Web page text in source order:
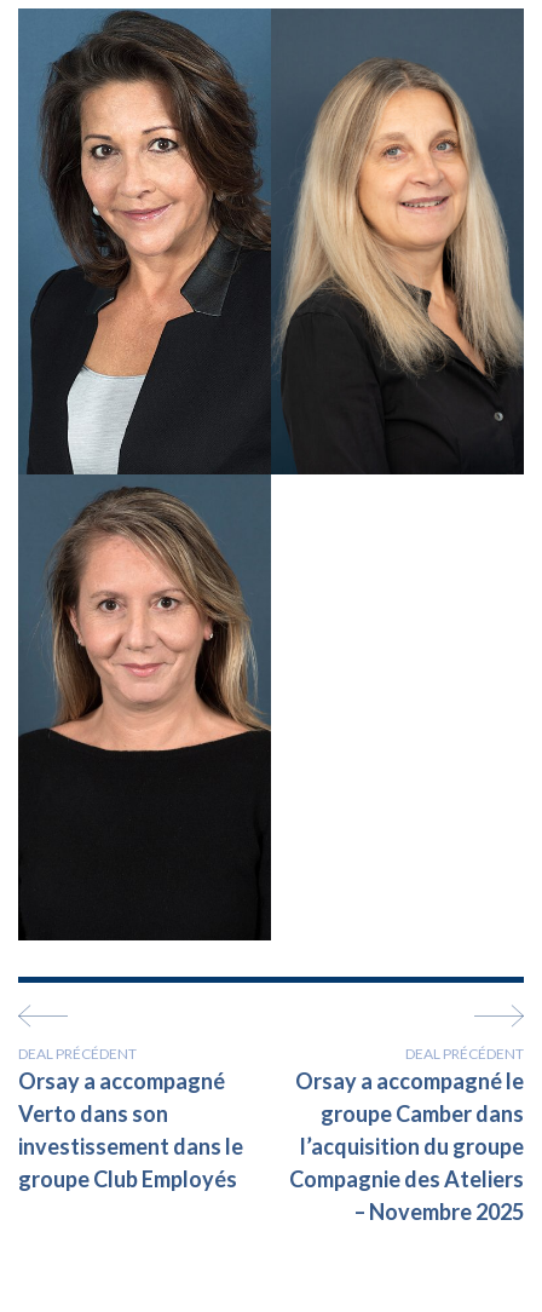
DEAL PRÉCÉDENT
Orsay a accompagné
Verto dans son
investissement dans le
groupe Club Employés
DEAL PRÉCÉDENT
Orsay a accompagné le
groupe Camber dans
l’acquisition du groupe
Compagnie des Ateliers
– Novembre 2025